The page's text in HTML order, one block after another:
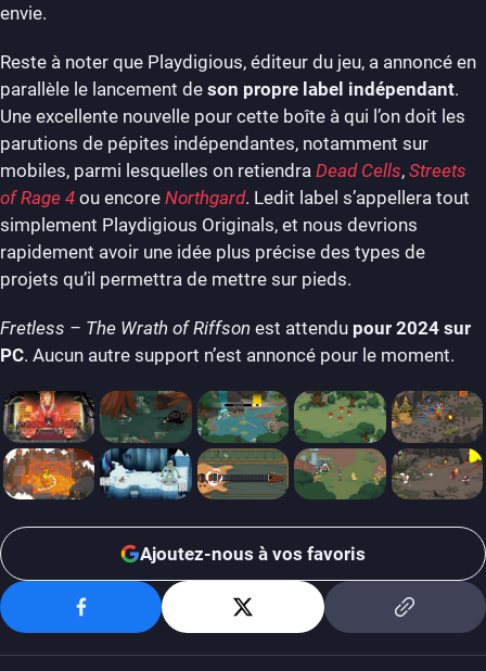
envie.
Reste à noter que Playdigious, éditeur du jeu, a annoncé en
parallèle le lancement de son propre label indépendant.
Une excellente nouvelle pour cette boîte à qui l’on doit les
parutions de pépites indépendantes, notamment sur
mobiles, parmi lesquelles on retiendra Dead Cells, Streets
of Rage 4 ou encore Northgard. Ledit label s’appellera tout
simplement Playdigious Originals, et nous devrions
rapidement avoir une idée plus précise des types de
projets qu’il permettra de mettre sur pieds.
Fretless – The Wrath of Riffson est attendu pour 2024 sur
PC. Aucun autre support n’est annoncé pour le moment.
Ajoutez-nous à vos favoris